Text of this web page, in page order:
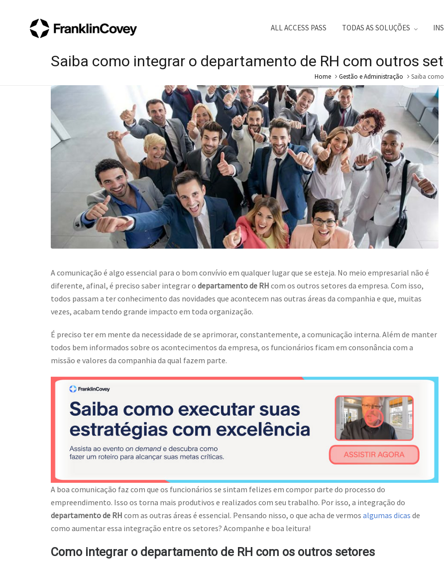
ALL ACCESS PASS TODAS AS SOLUÇÕES
Saiba como integrar o departamento de RH com outros
Home Gestão e Administração Saiba
A comunicação é algo essencial para o bom convívio em qualquer lugar que se esteja. No meio empresarial não é
diferente, afinal, é preciso saber integrar o departamento de RH com os outros setores da empresa. Com isso,
todos passam a ter conhecimento das novidades que acontecem nas outras áreas da companhia e que, muitas
vezes, acabam tendo grande impacto em toda organização.
É preciso ter em mente da necessidade de se aprimorar, constantemente, a comunicação interna. Além de manter
todos bem informados sobre os acontecimentos da empresa, os funcionários ficam em consonância com a
missão e valores da companhia da qual fazem parte.
A boa comunicação faz com que os funcionários se sintam felizes em compor parte do processo do
empreendimento. Isso os torna mais produtivos e realizados com seu trabalho. Por isso, a integração do
departamento de RH com as outras áreas é essencial. Pensando nisso, o que acha de vermos algumas dicas de
como aumentar essa integração entre os setores? Acompanhe e boa leitura!
Como integrar o departamento de RH com os outros setores